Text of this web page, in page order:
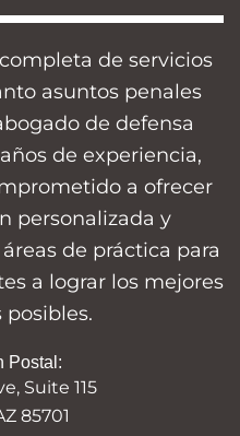
de servicios
asuntos penales
de defensa
de experiencia,
a ofrecer
personalizada y
de práctica para
a lograr los mejores
posibles.
Postal:
Suite 115
85701